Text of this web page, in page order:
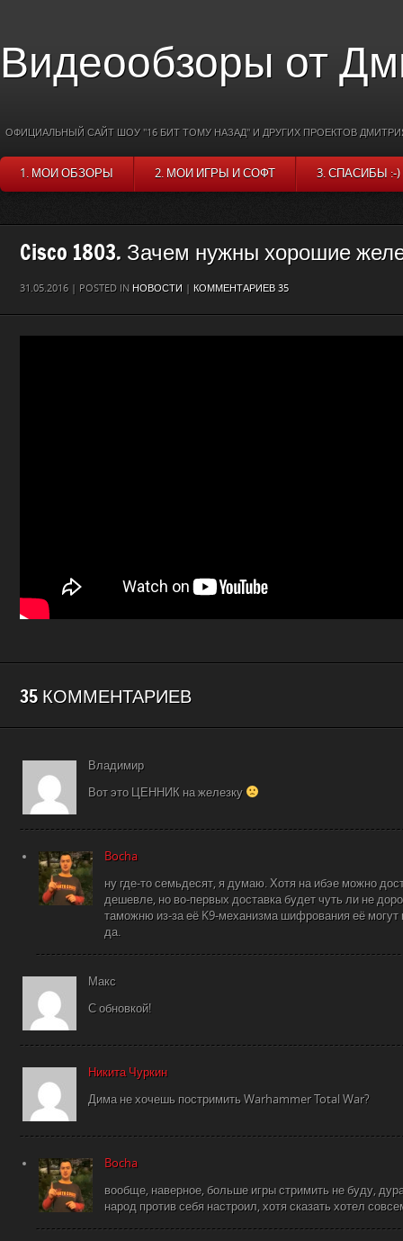
Видеообзоры от
ОФИЦИАЛЬНЫЙ САЙТ ШОУ "16 БИТ ТОМУ НАЗАД" И ДРУГИХ ПРОЕКТОВ
1. МОИ ОБЗОРЫ 2. МОИ ИГРЫ И СОФТ 3. СПАСИБЫ :-)
Cisco 1803. Зачем нужны хорошие
31.05.2016 | POSTED IN НОВОСТИ | КОММЕНТАРИЕВ 35
35 КОММЕНТАРИЕВ
Владимир
Вот это ЦЕННИК на железку
Bocha
ну где-то семьдесят, я думаю. Хотя на ибэе можно
дешевле, но во-первых доставка будет чуть ли не
таможню из-за её K9-механизма шифрования её могут
да.
Макс
С обновкой!
Никита Чуркин
Дима не хочешь постримить Warhammer Total War?
Bocha
вообще, наверное, больше игры стримить не буду,
народ против себя настроил, хотя сказать хотел